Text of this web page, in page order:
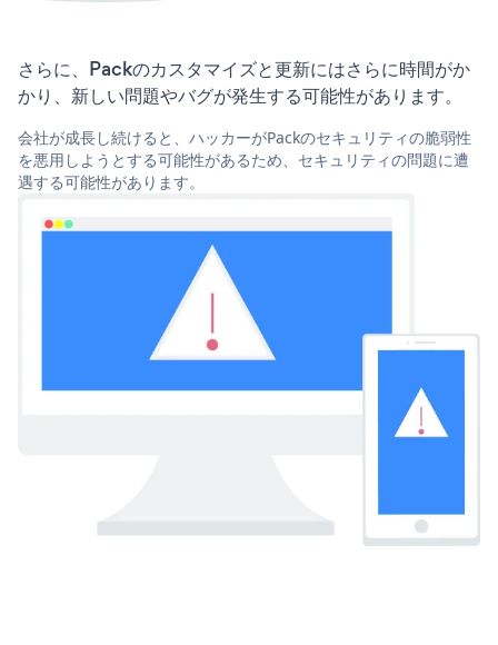
さらに、Packのカスタマイズと更新にはさらに時間がか
かり、新しい問題やバグが発生する可能性があります。
会社が成長し続けると、ハッカーがPackのセキュリティの脆弱性
を悪用しようとする可能性があるため、セキュリティの問題に遭
遇する可能性があります。